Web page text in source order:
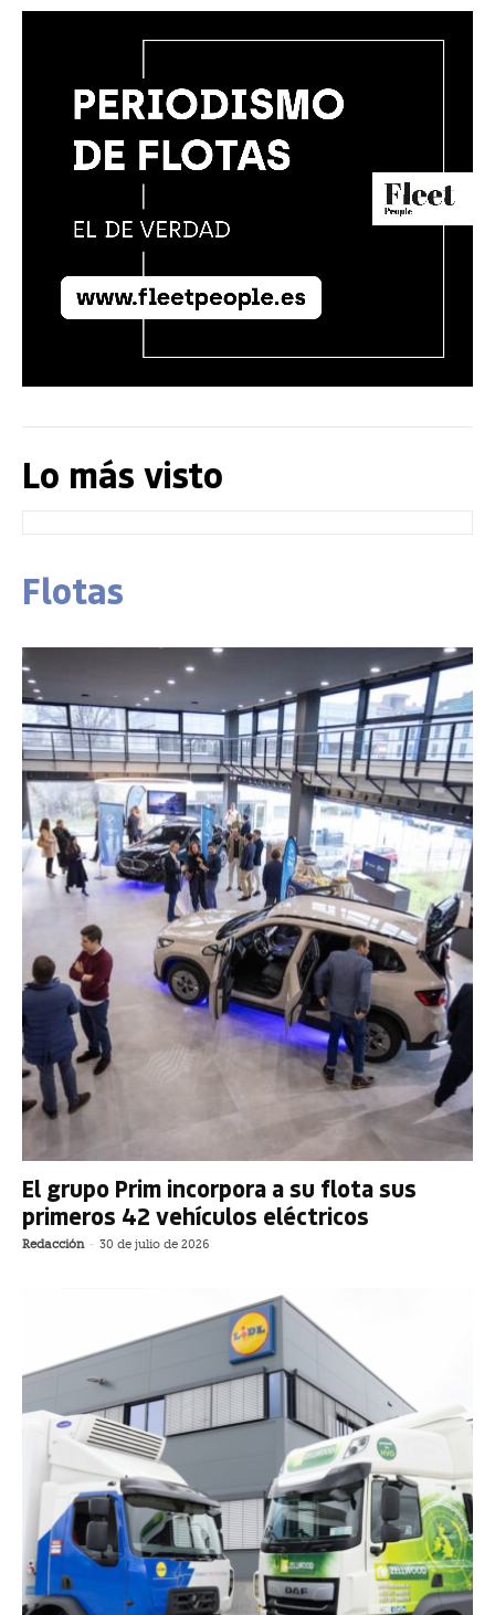
Lo más visto
Flotas
El grupo Prim incorpora a su flota sus
primeros 42 vehículos eléctricos
Redacción - 30 de julio de 2026